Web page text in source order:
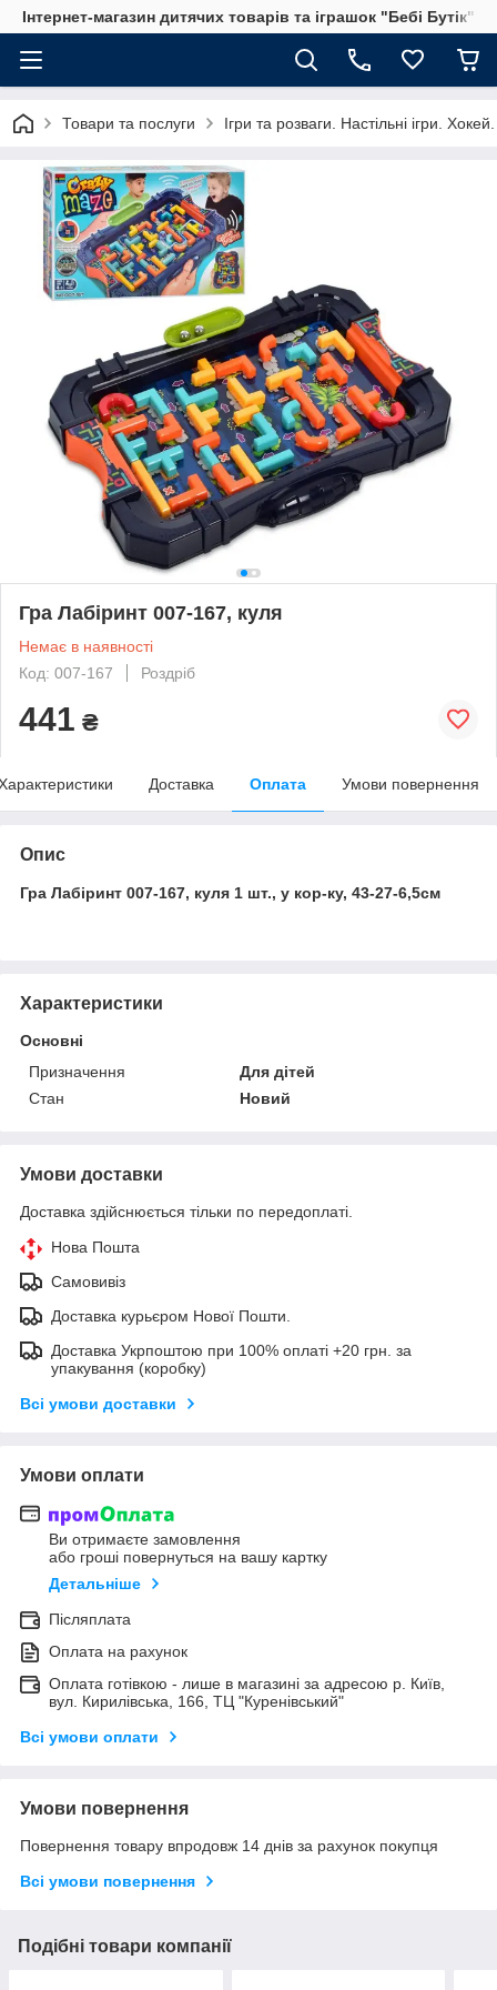
Інтернет-магазин дитячих товарів та іграшок "Бебі Бутік"
Товари та послуги Ігри та розваги. Настільні ігри.
Гра Лабіринт 007-167, куля
Немає в наявності
Код: 007-167
Роздріб
441 ₴
Доставка Оплата Умови повернення
Опис
Гра Лабіринт 007-167, куля 1 шт., у кор-ку, 43-27-6,5см
Характеристики
Основні
Призначення
Для дітей
Стан
Новий
Умови доставки
Доставка здійснюється тільки по передоплаті.
Нова Пошта
Самовивіз
Доставка курьєром Нової Пошти.
Доставка Укрпоштою при 100% оплаті +20 грн. за
упакування (коробку)
Всі умови доставки
Умови оплати
Ви отримаєте замовлення
або гроші повернуться на вашу картку
Детальніше
Післяплата
Оплата на рахунок
Оплата готівкою - лише в магазині за адресою р. Київ,
вул. Кирилівська, 166, ТЦ "Куренівський"
Всі умови оплати
Умови повернення
Повернення товару впродовж 14 днів за рахунок покупця
Всі умови повернення
Подібні товари компанії